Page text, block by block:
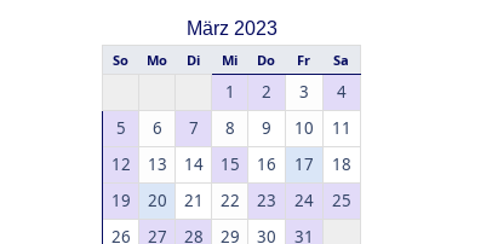
März 2023
So Mo Di Mi Do Fr Sa
1 2 3
4
5
6 7 8 9 10
11
12
13 14 15 16 17
18
19
20 21 22 23 24
25
26
27 28 29 30 31